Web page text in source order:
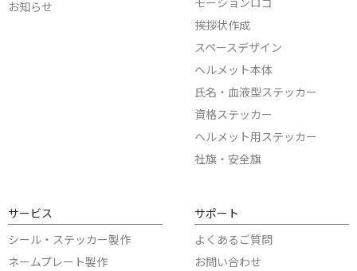
お知らせ
挨拶状作成
スペースデザイン
ヘルメット本体
氏名・血液型ステッカー
資格ステッカー
ヘルメット用ステッカー
社旗・安全旗
サービス
シール・ステッカー製作
ネームプレート製作
サポート
よくあるご質問
お問い合わせ